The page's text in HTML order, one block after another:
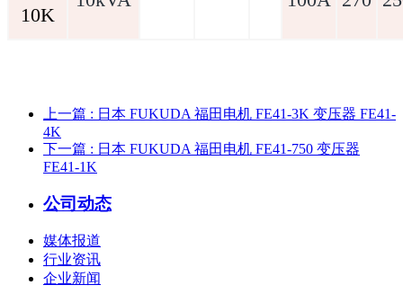
10K
上一篇 : 日本 FUKUDA 福田电机 FE41-3K 变压器 FE41-
4K
下一篇 : 日本 FUKUDA 福田电机 FE41-750 变压器
FE41-1K
公司动态
媒体报道
行业资讯
企业新闻